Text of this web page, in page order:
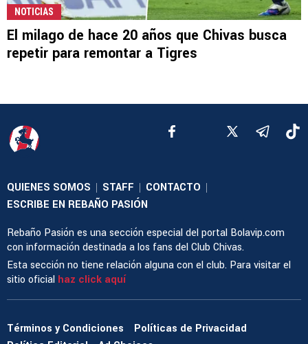
NOTICIAS
El milago de hace 20 años que Chivas busca
repetir para remontar a Tigres
QUIENES SOMOS | STAFF | CONTACTO |
ESCRIBE EN REBAÑO PASIÓN
Rebaño Pasión es una sección especial del portal Bolavip.com
con información destinada a los fans del Club Chivas.
Esta sección no tiene relación alguna con el club. Para visitar el
sitio oficial haz click aquí
Términos y Condiciones
Políticas de Privacidad